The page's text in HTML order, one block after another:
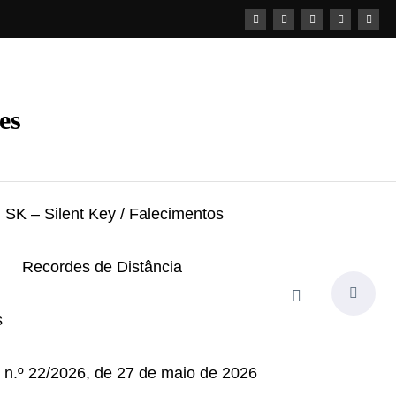
SK – Silent Key / Falecimentos
Recordes de Distância
22/2026, de 27 de maio de 2026